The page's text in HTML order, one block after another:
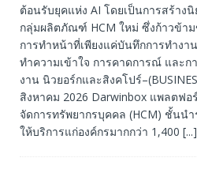
ต้อนรับยุคแห่ง AI โดยเป็นการสร้าง
กลุ่มผลิตภัณฑ์ HCM ใหม่ ซึ่งก้าวข้า
การทำหน้าที่เพียงแค่บันทึกการทำงา
ทำความเข้าใจ การคาดการณ์ และก
งาน นิวยอร์กและสิงคโปร์
สิงหาคม 2026 Darwinbox แพลตฟอ
จัดการทรัพยากรบุคคล (HCM) ชั้นน
ให้บริการแก่องค์กรมากกว่า 1,400 [...]